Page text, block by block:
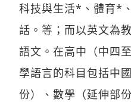
科技與生活*、體育*
話。等；而以英文為
語文。在高中（中四
學語言的科目包括中
份）、數學（延伸部